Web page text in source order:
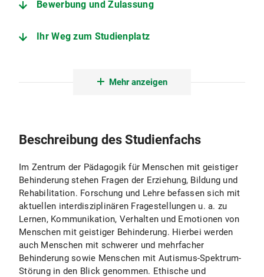
Bewerbung und Zulassung
Ihr Weg zum Studienplatz
Fachstudienberatung Lehramt Geistigbehindertenpädagogik
Studienberatung Lehramt
Zentrale Studienberatung
Praktikumsamt des Münchener Zentrums für Lehrerbildung
Mehr anzeigen
Beschreibung des Studienfachs
Im Zentrum der Pädagogik für Menschen mit geistiger
Behinderung stehen Fragen der Erziehung, Bildung und
Rehabilitation. Forschung und Lehre befassen sich mit
aktuellen interdisziplinären Fragestellungen u. a. zu
Lernen, Kommunikation, Verhalten und Emotionen von
Menschen mit geistiger Behinderung. Hierbei werden
auch Menschen mit schwerer und mehrfacher
Behinderung sowie Menschen mit Autismus-Spektrum-
Störung in den Blick genommen. Ethische und